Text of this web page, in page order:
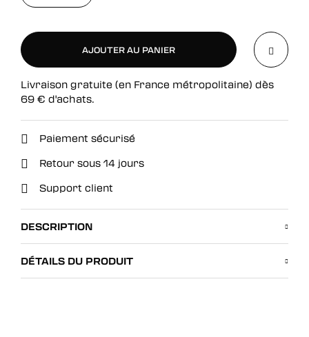
AJOUTER AU PANIER
AJOUTER AU PANIER
Livraison gratuite (en France métropolitaine) dès
69 € d'achats.
Paiement sécurisé
Retour sous 14 jours
Support client
DESCRIPTION
DÉTAILS DU PRODUIT